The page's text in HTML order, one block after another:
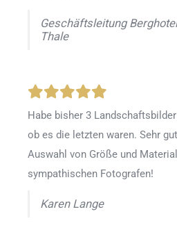
Geschäftsleitung
Thale
Habe bisher 3
ob es die letzten waren. Sehr
Auswahl von Größe und
sympathischen Fotografen!
Karen Lange